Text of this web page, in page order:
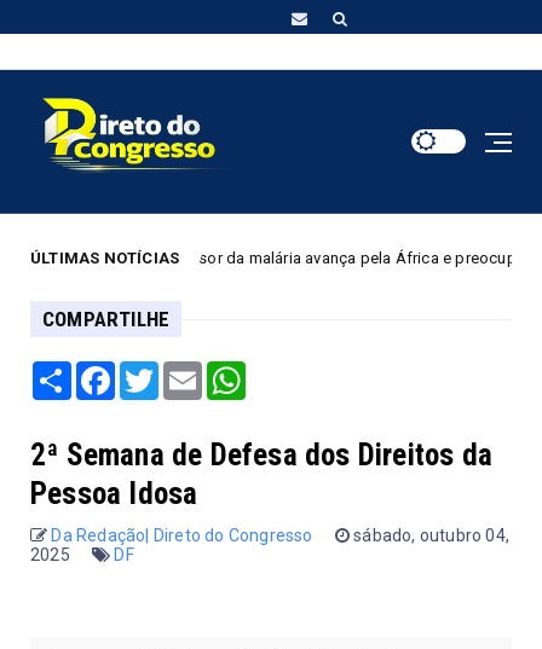
ÚLTIMAS NOTÍCIAS
transmissor da malária avança pela África e preocupa por
COMPARTILHE
Share Facebook
TwitterEmail
2ª Semana de Defesa dos Direitos da
Pessoa Idosa
Da Redação| Direto do Congresso
sábado, outubro 04,
2025
DF